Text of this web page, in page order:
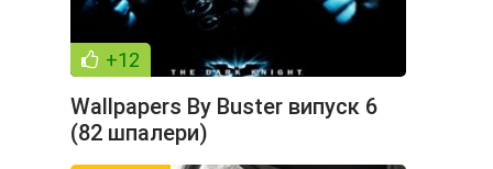
+12
Wallpapers By Buster випуск 6
(82 шпалери)